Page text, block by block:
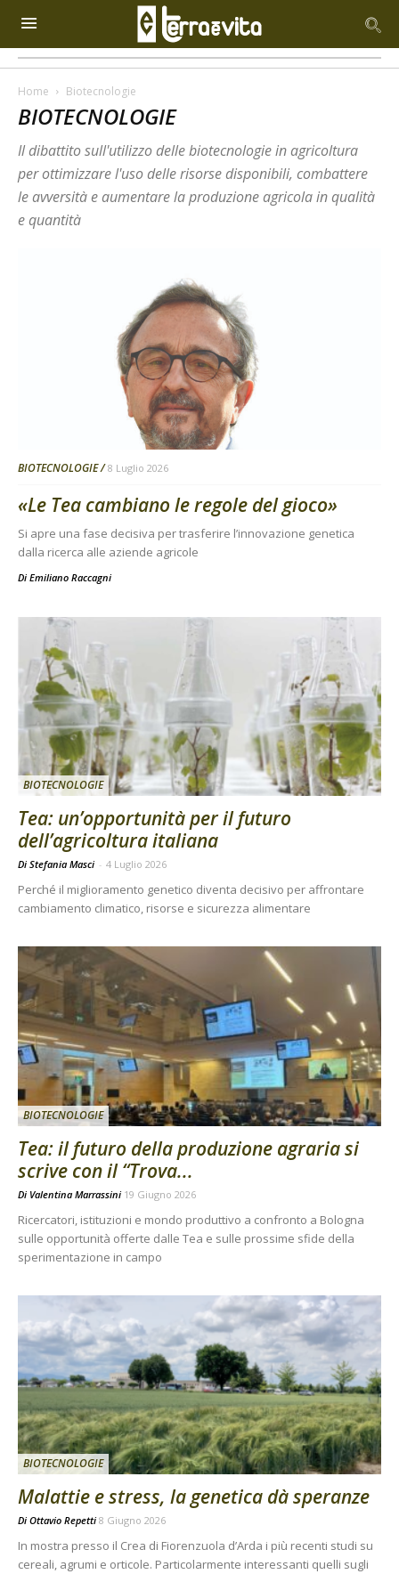
Home Biotecnologie
BIOTECNOLOGIE
Il dibattito sull'utilizzo delle biotecnologie in agricoltura
per ottimizzare l'uso delle risorse disponibili, combattere
le avversità e aumentare la produzione agricola in qualità
e quantità
BIOTECNOLOGIE 8 Luglio 2026
«Le Tea cambiano le regole del gioco»
Si apre una fase decisiva per trasferire l’innovazione genetica
dalla ricerca alle aziende agricole
Di Emiliano Raccagni
BIOTECNOLOGIE
Tea: un’opportunità per il futuro
dell’agricoltura italiana
Di Stefania Masci - 4 Luglio 2026
Perché il miglioramento genetico diventa decisivo per affrontare
cambiamento climatico, risorse e sicurezza alimentare
BIOTECNOLOGIE
Tea: il futuro della produzione agraria si
scrive con il “Trova...
Di Valentina Marrassini 19 Giugno 2026
Ricercatori, istituzioni e mondo produttivo a confronto a Bologna
sulle opportunità offerte dalle Tea e sulle prossime sfide della
sperimentazione in campo
BIOTECNOLOGIE
Malattie e stress, la genetica dà speranze
Di Ottavio Repetti 8 Giugno 2026
In mostra presso il Crea di Fiorenzuola d’Arda i più recenti studi su
cereali, agrumi e orticole. Particolarmente interessanti quelli sugli